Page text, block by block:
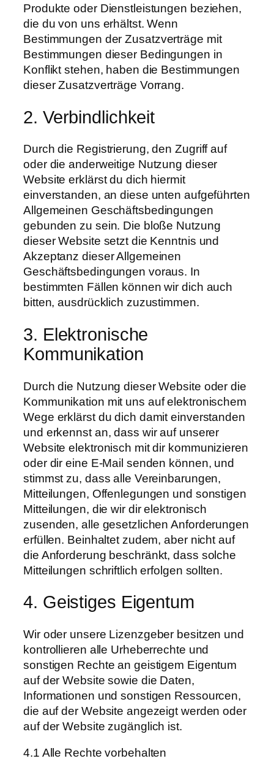
Produkte oder Dienstleistungen beziehen,
die du von uns erhältst. Wenn
Bestimmungen der Zusatzverträge mit
Bestimmungen dieser Bedingungen in
Konflikt stehen, haben die Bestimmungen
dieser Zusatzverträge Vorrang.
2. Verbindlichkeit
Durch die Registrierung, den Zugriff auf
oder die anderweitige Nutzung dieser
Website erklärst du dich hiermit
einverstanden, an diese unten aufgeführten
Allgemeinen Geschäftsbedingungen
gebunden zu sein. Die bloße Nutzung
dieser Website setzt die Kenntnis und
Akzeptanz dieser Allgemeinen
Geschäftsbedingungen voraus. In
bestimmten Fällen können wir dich auch
bitten, ausdrücklich zuzustimmen.
3. Elektronische
Kommunikation
Durch die Nutzung dieser Website oder die
Kommunikation mit uns auf elektronischem
Wege erklärst du dich damit einverstanden
und erkennst an, dass wir auf unserer
Website elektronisch mit dir kommunizieren
oder dir eine E-Mail senden können, und
stimmst zu, dass alle Vereinbarungen,
Mitteilungen, Offenlegungen und sonstigen
Mitteilungen, die wir dir elektronisch
zusenden, alle gesetzlichen Anforderungen
erfüllen. Beinhaltet zudem, aber nicht auf
die Anforderung beschränkt, dass solche
Mitteilungen schriftlich erfolgen sollten.
4. Geistiges Eigentum
Wir oder unsere Lizenzgeber besitzen und
kontrollieren alle Urheberrechte und
sonstigen Rechte an geistigem Eigentum
auf der Website sowie die Daten,
Informationen und sonstigen Ressourcen,
die auf der Website angezeigt werden oder
auf der Website zugänglich ist.
4.1 Alle Rechte vorbehalten